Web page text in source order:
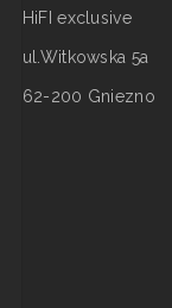
HiFI exclusive
ul.Witkowska 5a
62-200 Gniezno